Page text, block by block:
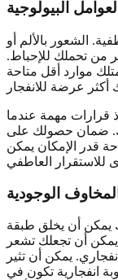
الشعور بالألم أو
من تحملك للإحباط.
موارد أقل متاحة
قرارات مهمة عندما
ضمان حصولك على
قدر الإمكان يمكن
يمكن أن يخلق طبقة
أن تجعلك تشعر
يمكن أن تثير
انفجارية تكون في